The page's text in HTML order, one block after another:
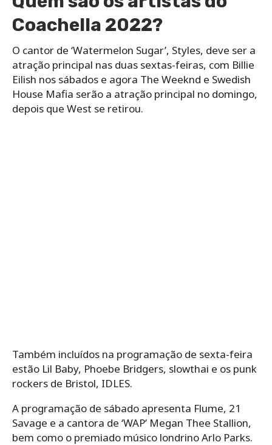
Coachella 2022?
O cantor de ‘Watermelon Sugar’, Styles, deve ser a
atração principal nas duas sextas-feiras, com Billie
Eilish nos sábados e agora The Weeknd e Swedish
House Mafia serão a atração principal no domingo,
depois que West se retirou.
Também incluídos na programação de sexta-feira
estão Lil Baby, Phoebe Bridgers, slowthai e os punk
rockers de Bristol, IDLES.
A programação de sábado apresenta Flume, 21
Savage e a cantora de ‘WAP’ Megan Thee Stallion,
bem como o premiado músico londrino Arlo Parks.